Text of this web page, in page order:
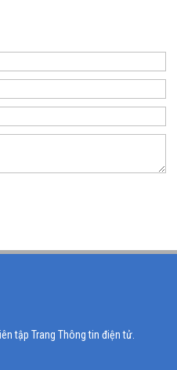
tập Trang Thông tin điện tử.